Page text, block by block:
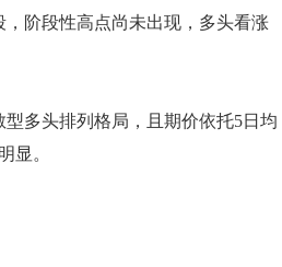
阶段性高点尚未出现，多头看涨
多头排列格局，且期价依托5日均
显。